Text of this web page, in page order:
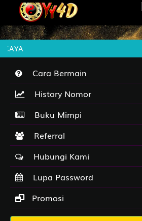
Cara Bermain
History Nomor
Buku Mimpi
Referral
Hubungi Kami
Lupa Password
Promosi